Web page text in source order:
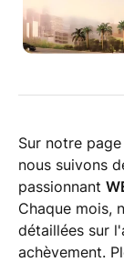
Sur notre
nous suivons
passionnant
Chaque mois,
détaillées sur
achèvement.